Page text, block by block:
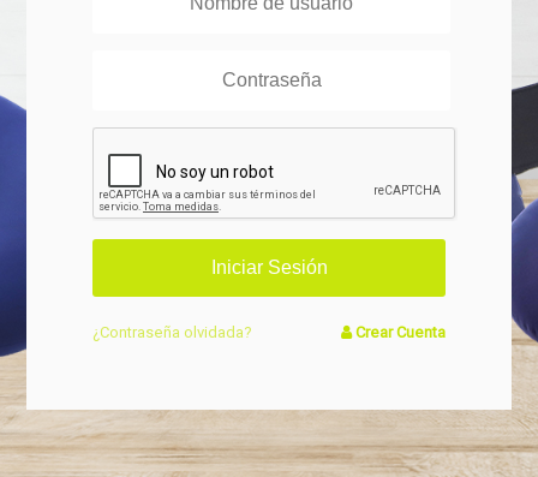
¿Contraseña olvidada? Crear Cuenta